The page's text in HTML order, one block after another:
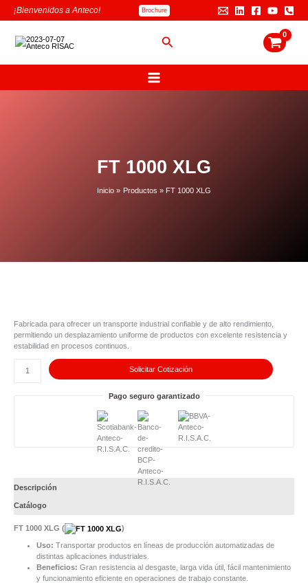
¡Bienvenidos a Anteco! Brochure
Buscar
FT 1000 XLG
Inicio Productos FT 1000 XLG
B
u
s
c
a
Fabricada para ofrecer un transporte industrial confiable y de alto rendimiento,
permitiendo un desplazamiento uniforme de productos con excelente resistencia y
estabilidad en procesos continuos.
Solicitar Cotización
Pago seguro garantizado
Descripción
Catálogo
FT 1000 XLG ( )
Uso: Transportar productos en líneas de producción automatizadas de
distintas aplicaciones industriales.
Beneficios: Gran resistencia al desgaste, larga vida útil, fácil mantenimiento
y funcionamiento eficiente en operaciones de trabajo constante.